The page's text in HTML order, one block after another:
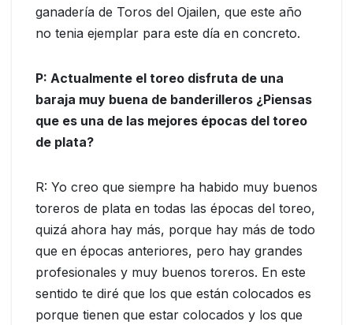
ganadería de Toros del Ojailen, que este año
no tenia ejemplar para este día en concreto.
P: Actualmente el toreo disfruta de una
baraja muy buena de banderilleros ¿Piensas
que es una de las mejores épocas del toreo
de plata?
R: Yo creo que siempre ha habido muy buenos
toreros de plata en todas las épocas del toreo,
quizá ahora hay más, porque hay más de todo
que en épocas anteriores, pero hay grandes
profesionales y muy buenos toreros. En este
sentido te diré que los que están colocados es
porque tienen que estar colocados y los que